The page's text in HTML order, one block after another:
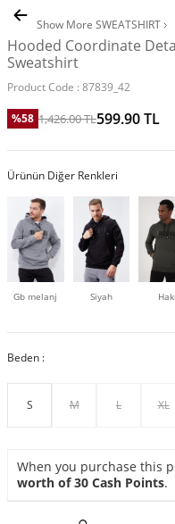
Show More SWEATSHIRT
Hooded Coordinate
Sweatshirt
Product Code : 87839_42
%58 1,426.00TL599.90TL
Ürünün Diğer Renkleri
Gb melanj Siyah Haki
Beden :
S M L XL
When you purchase this
worth of30 Cash Points.